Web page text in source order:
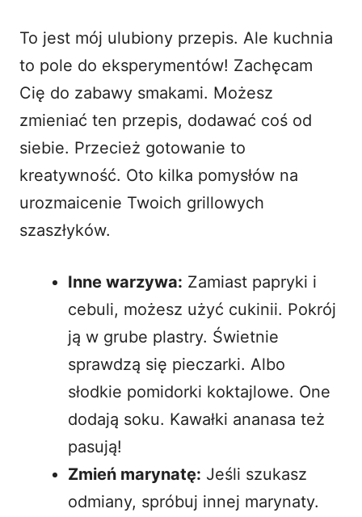
To jest mój ulubiony przepis. Ale kuchnia
to pole do eksperymentów! Zachęcam
Cię do zabawy smakami. Możesz
zmieniać ten przepis, dodawać coś od
siebie. Przecież gotowanie to
kreatywność. Oto kilka pomysłów na
urozmaicenie Twoich grillowych
szaszłyków.
Inne warzywa: Zamiast papryki i
cebuli, możesz użyć cukinii. Pokrój
ją w grube plastry. Świetnie
sprawdzą się pieczarki. Albo
słodkie pomidorki koktajlowe. One
dodają soku. Kawałki ananasa też
pasują!
Zmień marynatę: Jeśli szukasz
odmiany, spróbuj innej marynaty.